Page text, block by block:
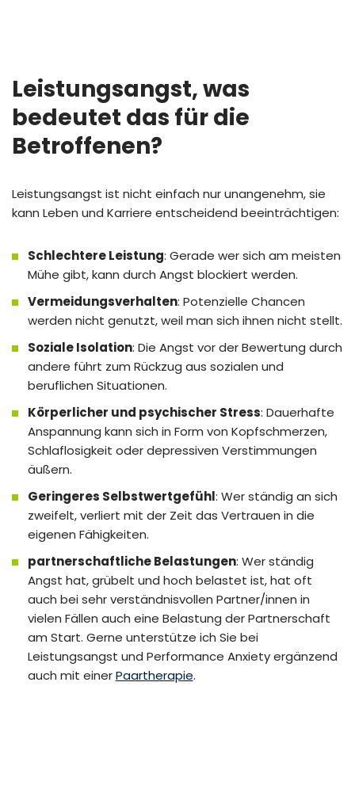
Leistungsangst, was
bedeutet das für die
Betroffenen?
Leistungsangst ist nicht einfach nur unangenehm, sie
kann Leben und Karriere entscheidend beeinträchtigen:
Schlechtere Leistung: Gerade wer sich am meisten
Mühe gibt, kann durch Angst blockiert werden.
Vermeidungsverhalten: Potenzielle Chancen
werden nicht genutzt, weil man sich ihnen nicht stellt.
Soziale Isolation: Die Angst vor der Bewertung durch
andere führt zum Rückzug aus sozialen und
beruflichen Situationen.
Körperlicher und psychischer Stress: Dauerhafte
Anspannung kann sich in Form von Kopfschmerzen,
Schlaflosigkeit oder depressiven Verstimmungen
äußern.
Geringeres Selbstwertgefühl: Wer ständig an sich
zweifelt, verliert mit der Zeit das Vertrauen in die
eigenen Fähigkeiten.
partnerschaftliche Belastungen: Wer ständig
Angst hat, grübelt und hoch belastet ist, hat oft
auch bei sehr verständnisvollen Partner/innen in
vielen Fällen auch eine Belastung der Partnerschaft
am Start. Gerne unterstütze ich Sie bei
Leistungsangst und Performance Anxiety ergänzend
auch mit einerPaartherapie.